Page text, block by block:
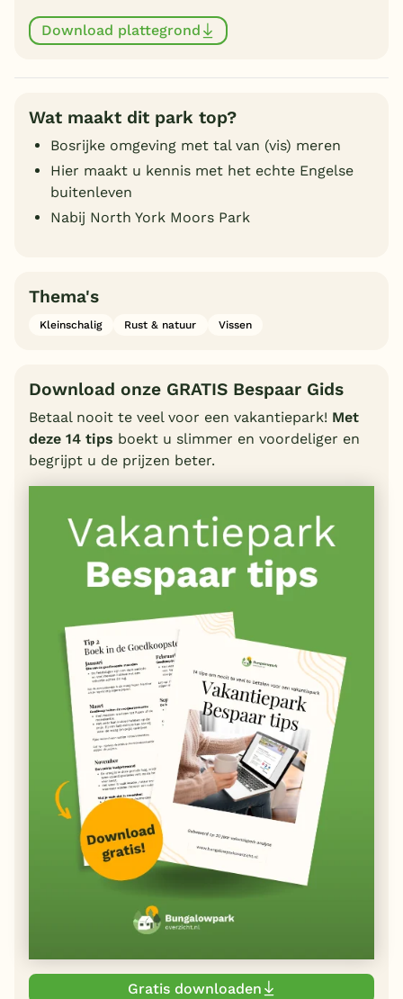
Download plattegrond
Wat maakt dit park top?
Bosrijke omgeving met tal van (vis) meren
Hier maakt u kennis met het echte Engelse
buitenleven
Nabij North York Moors Park
Thema's
Kleinschalig Rust & natuur Vissen
Download onze GRATIS Bespaar Gids
Betaal nooit te veel voor een vakantiepark! Met
deze 14 tips boekt u slimmer en voordeliger en
begrijpt u de prijzen beter.
Gratis downloaden